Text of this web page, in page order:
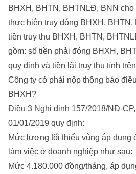
BHXH, BHTN, BHTNLĐ, BNN
thực hiện truy đóng BHXH,
tiền truy thu BHXH, BHTN,
gồm: số tiền phải đóng BHXH,
quy định và tiền lãi truy thu tính
Công ty có phải nộp thông báo
BHXH?
Điều 3 Nghị định 157/2018/NĐ-
01/01/2019 quy định:
Mức lương tối thiểu vùng áp dụng
làm việc ở doanh nghiệp như sau:
Mức 4.180.000 đồng/tháng, áp